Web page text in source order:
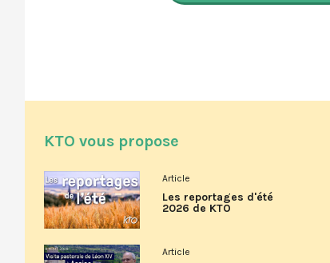
KTO vous propose
Article
Les reportages d'été
2026 de KTO
Article